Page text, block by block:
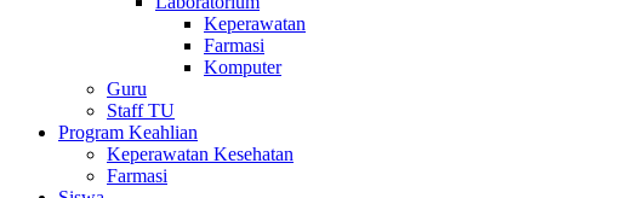
Keperawatan
Farmasi
Komputer
Guru
Staff TU
Program Keahlian
Keperawatan Kesehatan
Farmasi